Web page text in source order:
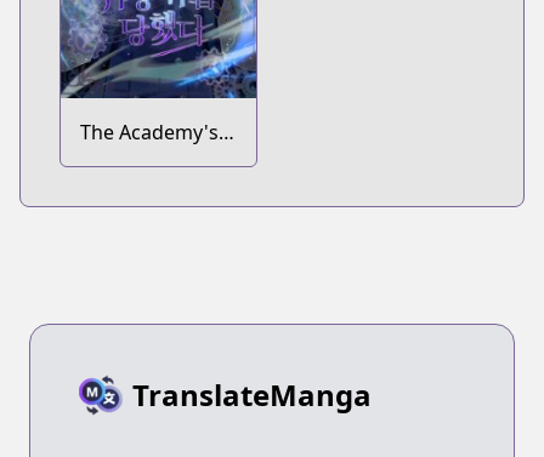
The Academy's
Undercover
TranslateManga